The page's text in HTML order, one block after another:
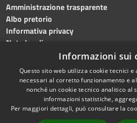
Amministrazione trasparente
Albo pretorio
Informativa privacy
Note legali
Dichiarazione di accessibilità
Accessibilità
Informazioni sui
Questo sito web utilizza cookie tecnici
necessari al corretto funzionamento e
nonché un cookie tecnico analitico al
informazioni statistiche,
Per maggiori dettagli, può consultare la